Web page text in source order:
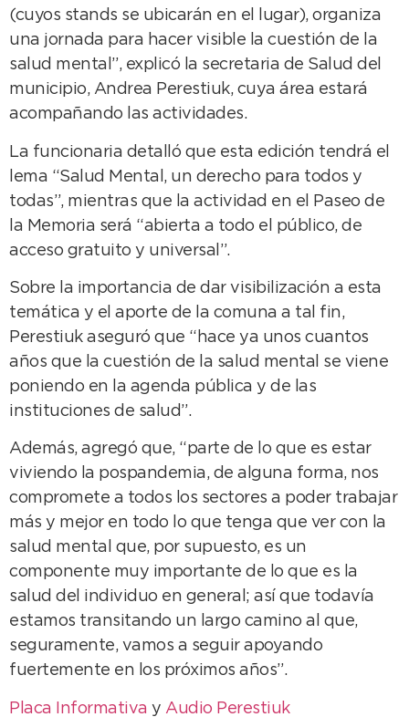
(cuyos stands se ubicarán en el lugar), organiza
una jornada para hacer visible la cuestión de la
salud mental”, explicó la secretaria de Salud del
municipio, Andrea Perestiuk, cuya área estará
acompañando las actividades.
La funcionaria detalló que esta edición tendrá el
lema “Salud Mental, un derecho para todos y
todas”, mientras que la actividad en el Paseo de
la Memoria será “abierta a todo el público, de
acceso gratuito y universal”.
Sobre la importancia de dar visibilización a esta
temática y el aporte de la comuna a tal fin,
Perestiuk aseguró que “hace ya unos cuantos
años que la cuestión de la salud mental se viene
poniendo en la agenda pública y de las
instituciones de salud”.
Además, agregó que, “parte de lo que es estar
viviendo la pospandemia, de alguna forma, nos
compromete a todos los sectores a poder trabajar
más y mejor en todo lo que tenga que ver con la
salud mental que, por supuesto, es un
componente muy importante de lo que es la
salud del individuo en general; así que todavía
estamos transitando un largo camino al que,
seguramente, vamos a seguir apoyando
fuertemente en los próximos años”.
Placa Informativa y Audio Perestiuk